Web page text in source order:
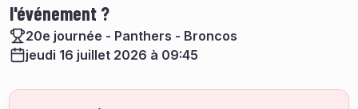
l'événement ?
20e journée - Panthers - Broncos
jeudi 16 juillet 2026 à 09:45